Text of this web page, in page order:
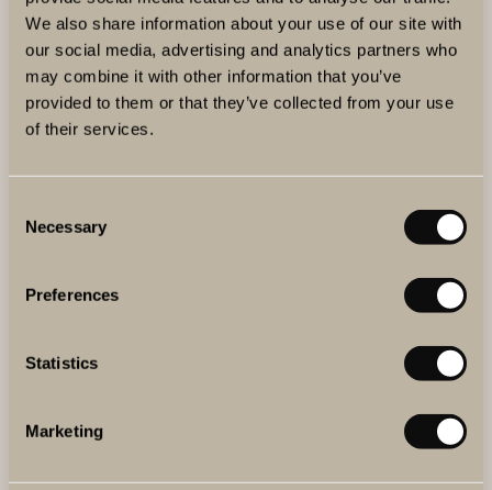
We also share information about your use of our site with
our social media, advertising and analytics partners who
may combine it with other information that you’ve
provided to them or that they’ve collected from your use
of their services.
Selection
Necessary
Preferences
Statistics
Marketing
möteslokaler som passar allt från det lilla mötet, den stora
konferensen, produktlanseringen, mässan eller andra
typer av event.
LÄS MER
TERRENO KITCHEN